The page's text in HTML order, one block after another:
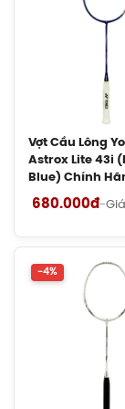
Vợt Cầu Lông
Astrox Lite 43i
Blue) Chính
680.000đ-
-4%